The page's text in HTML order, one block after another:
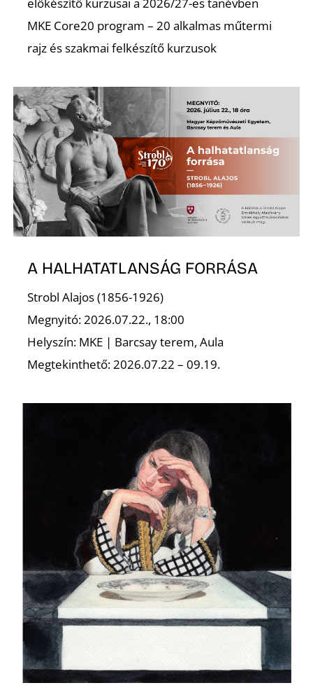
MKE Core20 program – 20 alkalmas műtermi
rajz és szakmai felkészítő kurzusok
A HALHATATLANSÁG FORRÁSA
Strobl Alajos (1856-1926)
Megnyitó: 2026.07.22., 18:00
Helyszín: MKE | Barcsay terem, Aula
Megtekinthető: 2026.07.22 – 09.19.